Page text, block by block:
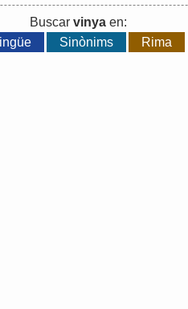
Buscar vinyaen:
Sinònims Rima